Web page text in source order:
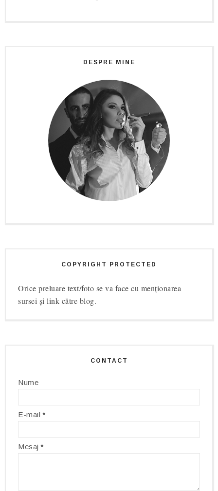
DESPRE MINE
COPYRIGHT PROTECTED
Orice preluare text/foto se va face cu menționarea
sursei și link către blog.
CONTACT
Nume
E-mail*
Mesaj*